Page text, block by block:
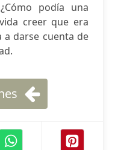
podía una
creer que era
a darse cuenta de